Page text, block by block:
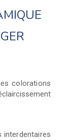
colorations
interdentaires